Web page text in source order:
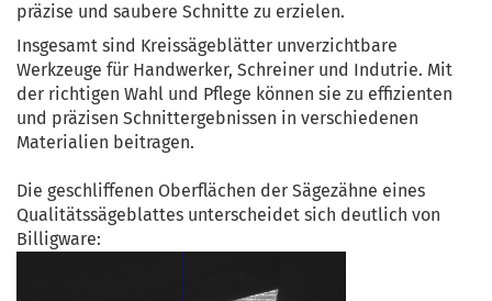
präzise und saubere Schnitte zu erzielen.
Insgesamt sind Kreissägeblätter unverzichtbare
Werkzeuge für Handwerker, Schreiner und Indutrie. Mit
der richtigen Wahl und Pflege können sie zu effizienten
und präzisen Schnittergebnissen in verschiedenen
Materialien beitragen.
Die geschliffenen Oberflächen der Sägezähne eines
Qualitätssägeblattes unterscheidet sich deutlich von
Billigware: